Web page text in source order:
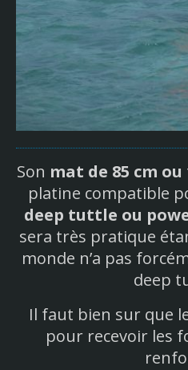
Son mat de 85 cm ou
platine compatible
deep tuttle ou
sera très pratique
monde n’a pas
deep
Il faut bien sur que
pour recevoir les